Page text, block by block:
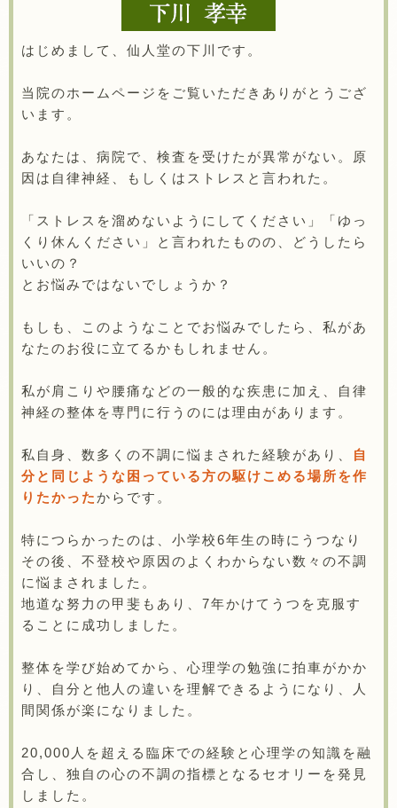
はじめまして、仙人堂の下川です。
当院のホームページをご覧いただきありがとうござ
います。
あなたは、病院で、検査を受けたが異常がない。原
因は自律神経、もしくはストレスと言われた。
「ストレスを溜めないようにしてください」「ゆっ
くり休んください」と言われたものの、どうしたら
いいの？
とお悩みではないでしょうか？
もしも、このようなことでお悩みでしたら、私があ
なたのお役に立てるかもしれません。
私が肩こりや腰痛などの一般的な疾患に加え、自律
神経の整体を専門に行うのには理由があります。
私自身、数多くの不調に悩まされた経験があり、
自
分と同じような困っている方の駆けこめる場所を作
りたかったからです。
特につらかったのは、小学校6年生の時にうつなり
その後、不登校や原因のよくわからない数々の不調
に悩まされました。
地道な努力の甲斐もあり、7年かけてうつを克服す
ることに成功しました。
整体を学び始めてから、心理学の勉強に拍車がかか
り、自分と他人の違いを理解できるようになり、人
間関係が楽になりました。
20,000人を超える臨床での経験と心理学の知識を融
合し、独自の心の不調の指標となるセオリーを発見
しました。